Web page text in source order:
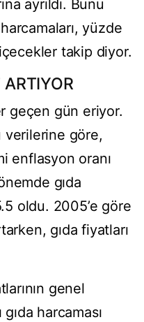
ayrıldı. Bunu
yüzde
takip diyor.
ARTIYOR
geçen gün eriyor.
verilerine göre,
enflasyon oranı
gıda
oldu. 2005’e göre
gıda fiyatları
genel
harcaması